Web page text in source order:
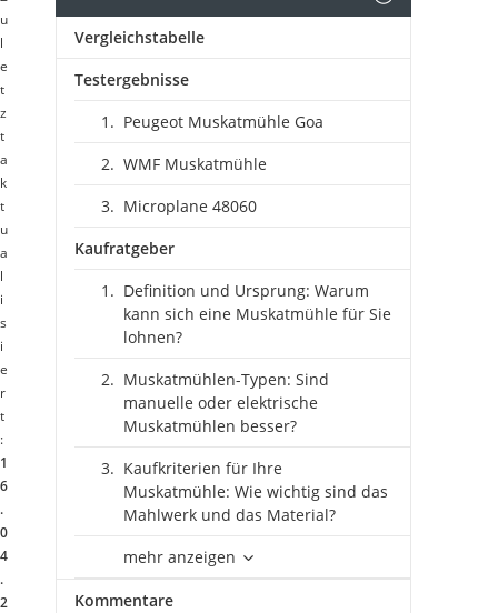
u
l
e
t
z
t
a
k
t
u
a
l
i
s
i
e
r
t
:
1
6
.
0
4
.
2
Vergleichstabelle
Testergebnisse
Peugeot Muskatmühle Goa
WMF Muskatmühle
Microplane 48060
Kaufratgeber
Definition und Ursprung: Warum
kann sich eine Muskatmühle für Sie
lohnen?
Muskatmühlen-Typen: Sind
manuelle oder elektrische
Muskatmühlen besser?
Kaufkriterien für Ihre
Muskatmühle: Wie wichtig sind das
Mahlwerk und das Material?
mehr anzeigen
Kommentare